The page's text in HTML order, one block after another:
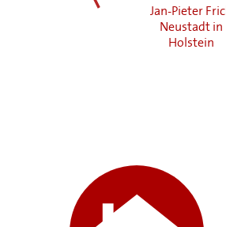
Jörg Schreiber
Jan-Pieter
Neustadt in
Holstein